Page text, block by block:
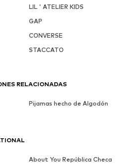
LIL ' ATELIER KIDS
GAP
CONVERSE
STACCATO
RELACIONADAS
Pijamas hecho de Algodón
About You República Checa